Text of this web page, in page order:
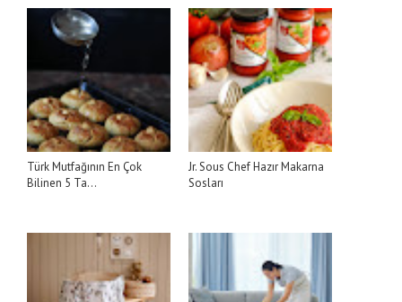
Türk Mutfağının En Çok
Bilinen 5 Ta...
Jr. Sous Chef Hazır Makarna
Sosları